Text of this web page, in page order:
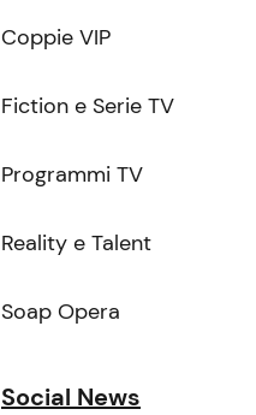
Coppie VIP
Fiction e Serie TV
Programmi TV
Reality e Talent
Soap Opera
Social News